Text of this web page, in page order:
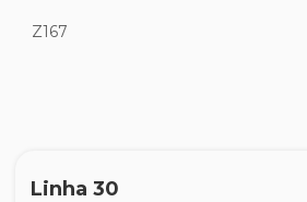
Z167
Linha 30